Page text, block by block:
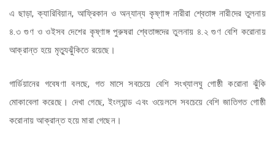
এ ছাড়া, ক্যারিবিয়ান, আফ্রিকান ও অন্যান্য কৃষ্ণাঙ্গ নারীরা শ্বেতাঙ্গ নারীদের তুলনায়
৪.৩ গুণ ও ওইসব দেশের কৃষ্ণাঙ্গ পুরুষরা শ্বেতাঙ্গদের তুলনায় ৪.২ গুণ বেশি করোনায়
আক্রান্ত হয়ে মৃত্যুঝুঁকিতে রয়েছে।
গার্ডিয়ানের গবেষণা বলছে, গত মাসে সবচেয়ে বেশি সংখ্যালঘু গোষ্ঠী করোনা ঝুঁকি
মোকাবেলা করেছে। দেখা গেছে, ইংল্যান্ড এবং ওয়েলসে সবচেয়ে বেশি জাতিগত গোষ্ঠী
করোনায় আক্রান্ত হয়ে মারা গেছেন।